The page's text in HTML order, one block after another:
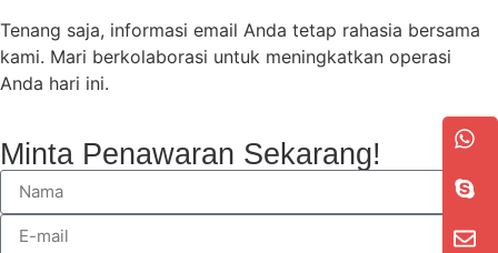
Tenang saja, informasi email Anda tetap rahasia bersama
kami. Mari berkolaborasi untuk meningkatkan operasi
Anda hari ini.
Minta Penawaran Sekarang!